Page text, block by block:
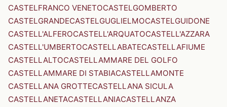
CASTELFRANCO VENETOCASTELGOMBERTO
CASTELGRANDECASTELGUGLIELMOCASTELGUIDONE
CASTELL'ALFEROCASTELL'ARQUATOCASTELL'AZZARA
CASTELL'UMBERTOCASTELLABATECASTELLAFIUME
CASTELLALTOCASTELLAMMARE DEL GOLFO
CASTELLAMMARE DI STABIACASTELLAMONTE
CASTELLANA GROTTECASTELLANA SICULA
CASTELLANETACASTELLANIACASTELLANZA